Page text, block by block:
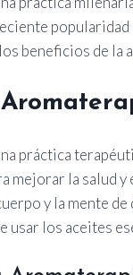
beneficios de la
práctica
mejorar la salud
y la mente
usar los aceites